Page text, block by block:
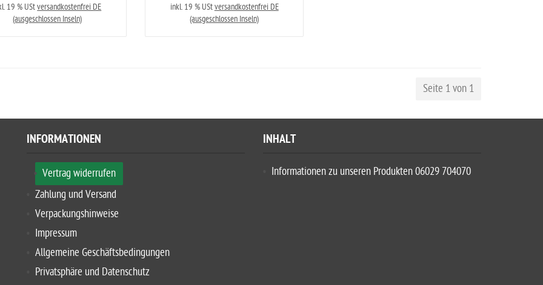
19 % UStversandkostenfrei DE
(ausgeschlossen Inseln)
inkl. 19 % UStversandkostenfrei DE
(ausgeschlossen Inseln)
Seite 1 von 1
INFORMATIONEN
Vertrag widerrufen
Zahlung und Versand
Verpackungshinweise
Impressum
Allgemeine Geschäftsbedingungen
Privatsphäre und Datenschutz
INHALT
Informationen zu unseren Produkten 06029 704070